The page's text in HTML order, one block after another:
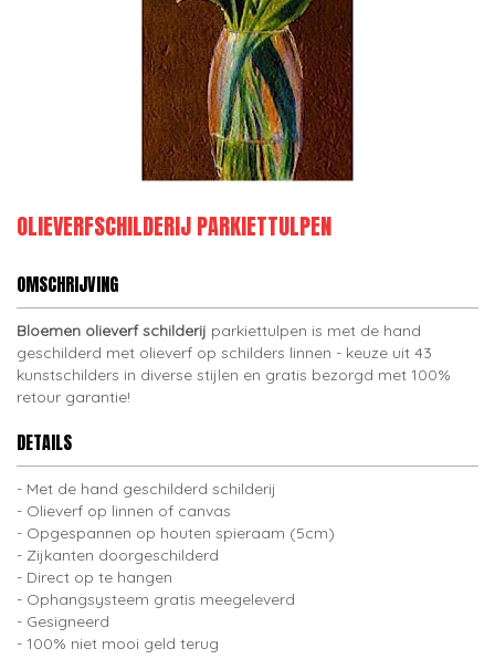
OLIEVERFSCHILDERIJ PARKIETTULPEN
OMSCHRIJVING
Bloemen olieverf schilderij parkiettulpen is met de hand
geschilderd met olieverf op schilders linnen - keuze uit 43
kunstschilders in diverse stijlen en gratis bezorgd met 100%
retour garantie!
DETAILS
Met de hand geschilderd schilderij
Olieverf op linnen of canvas
Opgespannen op houten spieraam (5cm)
Zijkanten doorgeschilderd
Direct op te hangen
Ophangsysteem gratis meegeleverd
Gesigneerd
100% niet mooi geld terug